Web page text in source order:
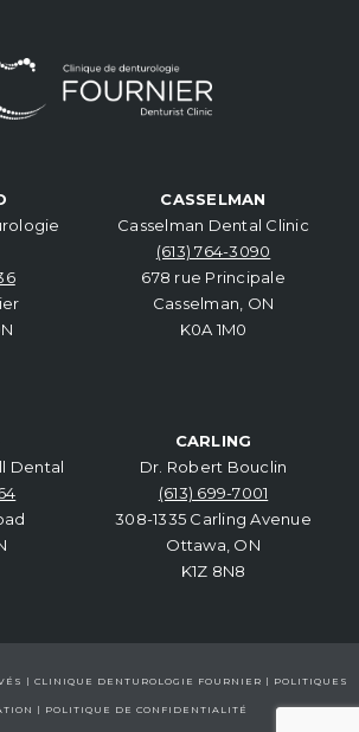
CASSELMAN
Casselman Dental Clinic
(613) 764-3090
678 rue Principale
Casselman, ON
K0A 1M0
Dental
CARLING
Dr. Robert Bouclin
(613) 699-7001
308-1335 Carling Avenue
Ottawa, ON
K1Z 8N8
| CLINIQUE DENTUROLOGIE FOURNIER | POLITIQUES
| POLITIQUE DE CONFIDENTIALITÉ